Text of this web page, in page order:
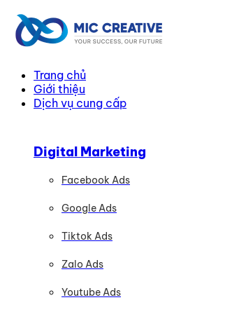
Trang chủ
Giới thiệu
Dịch vụ cung cấp
Digital Marketing
Facebook Ads
Google Ads
Tiktok Ads
Zalo Ads
Youtube Ads